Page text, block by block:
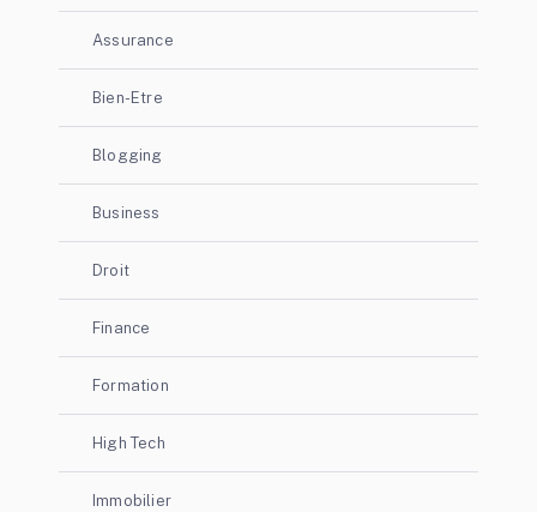
Assurance
Bien-Etre
Blogging
Business
Droit
Finance
Formation
High Tech
Immobilier